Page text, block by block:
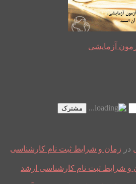
آزمایشی
مشترک
در زمان و شرایط ثبت نام کارشناسی
و شرایط ثبت نام کارشناسی ارشد